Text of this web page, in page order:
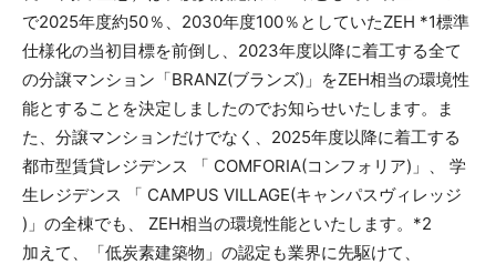
で2025年度約50％、2030年度100％としていたZEH *1標準
仕様化の当初目標を前倒し、2023年度以降に着工する全て
の分譲マンション「BRANZ(ブランズ)」をZEH相当の環境性
能とすることを決定しましたのでお知らせいたします。ま
た、分譲マンションだけでなく、2025年度以降に着工する
都市型賃貸レジデンス 「 COMFORIA(コンフォリア)」、 学
生レジデンス 「 CAMPUS VILLAGE(キャンパスヴィレッジ
)」の全棟でも、 ZEH相当の環境性能といたします。*2
加えて、「低炭素建築物」の認定も業界に先駆けて、